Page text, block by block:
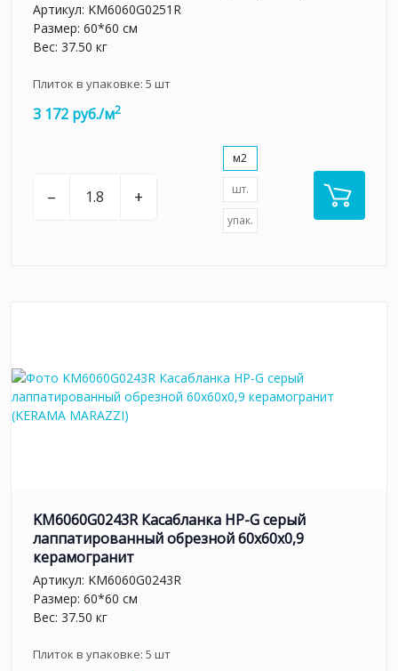
Артикул: KM6060G0251R
Размер: 60*60 см
Вес: 37.50 кг
Плиток в упаковке: 5 шт
3 172 руб./м2
– +
м2
шт.
упак.
KM6060G0243R Касабланка HP-G серый
лаппатированный обрезной 60x60x0,9
керамогранит
Артикул: KM6060G0243R
Размер: 60*60 см
Вес: 37.50 кг
Плиток в упаковке: 5 шт